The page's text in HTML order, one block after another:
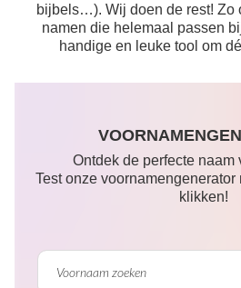
bijbels…). Wij doen de rest! Zo
namen die helemaal passen
handige en leuke tool om
Ontdek de perfecte naam
Test onze
klikken!